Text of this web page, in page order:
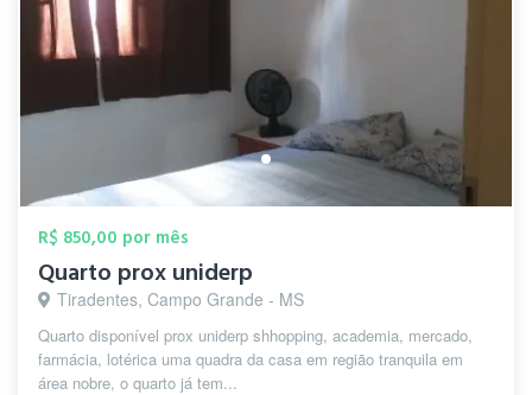
R$ 850,00 por mês
Quarto prox uniderp
Tiradentes, Campo Grande - MS
Quarto disponível prox uniderp shhopping, academia, mercado,
farmácia, lotérica uma quadra da casa em região tranquila em
área nobre, o quarto já tem...